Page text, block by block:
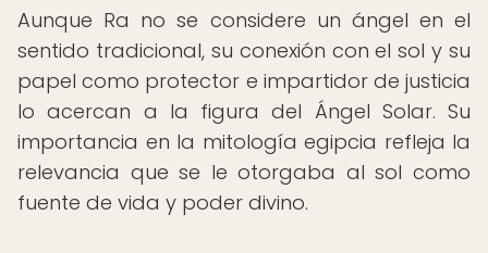
Aunque Ra no se considere un ángel en el
sentido tradicional, su conexión con el sol y su
papel como protector e impartidor de justicia
lo acercan a la figura del Ángel Solar. Su
importancia en la mitología egipcia refleja la
relevancia que se le otorgaba al sol como
fuente de vida y poder divino.